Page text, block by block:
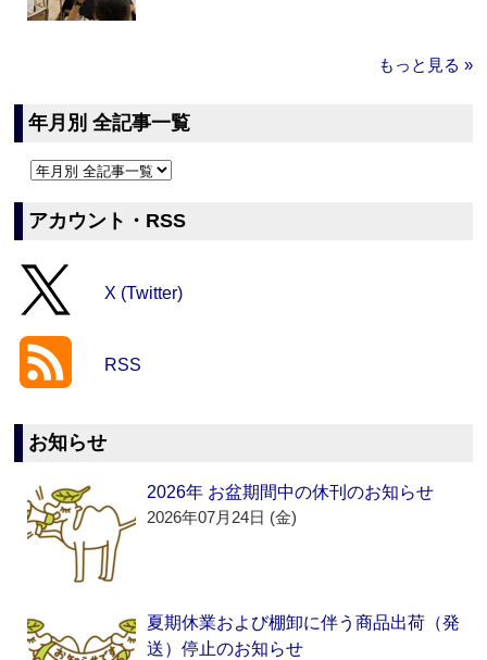
もっと見る »
年月別 全記事一覧
アカウント・RSS
X (Twitter)
RSS
お知らせ
2026年 お盆期間中の休刊のお知らせ
2026年07月24日 (金)
夏期休業および棚卸に伴う商品出荷（発
送）停止のお知らせ